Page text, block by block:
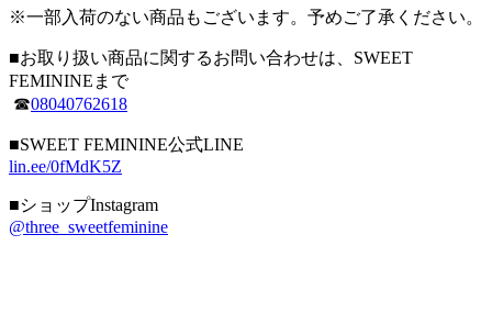
※一部入荷のない商品もございます。予めご了承ください。
■お取り扱い商品に関するお問い合わせは、SWEET
FEMININEまで
☎08040762618
■SWEET FEMININE公式LINE
lin.ee/0fMdK5Z
■ショップInstagram
@three_sweetfeminine